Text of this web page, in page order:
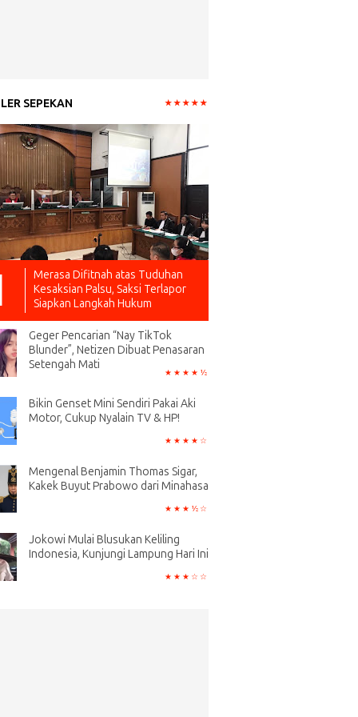
SEPEKAN
Merasa Difitnah atas Tuduhan
Kesaksian Palsu, Saksi Terlapor
Siapkan Langkah Hukum
Geger Pencarian “Nay TikTok
Blunder”, Netizen Dibuat Penasaran
Setengah Mati
Bikin Genset Mini Sendiri Pakai Aki
Motor, Cukup Nyalain TV & HP!
Mengenal Benjamin Thomas Sigar,
Kakek Buyut Prabowo dari Minahasa
Jokowi Mulai Blusukan Keliling
Indonesia, Kunjungi Lampung Hari Ini